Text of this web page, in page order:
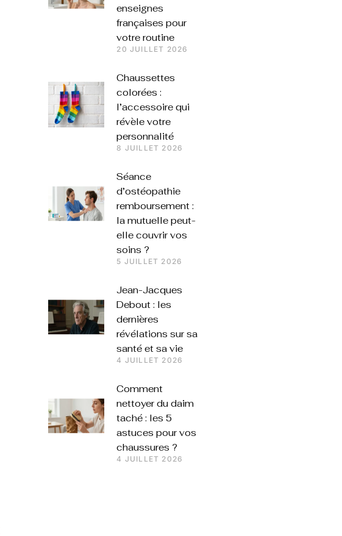
enseignes
françaises pour
votre routine
20 JUILLET 2026
Chaussettes
colorées :
l’accessoire qui
révèle votre
personnalité
8 JUILLET 2026
Séance
d’ostéopathie
remboursement :
la mutuelle peut-
elle couvrir vos
soins ?
5 JUILLET 2026
Jean-Jacques
Debout : les
dernières
révélations sur sa
santé et sa vie
4 JUILLET 2026
Comment
nettoyer du daim
taché : les 5
astuces pour vos
chaussures ?
4 JUILLET 2026